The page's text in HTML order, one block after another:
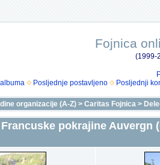
Fojnica
(1999-
Posljednje postavljeno Posljednji
organizacije (A-Z) > Caritas Fojnica >
pokrajine Auvergn